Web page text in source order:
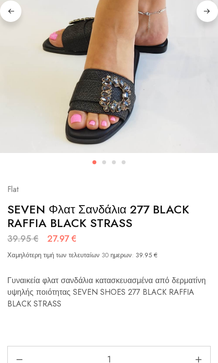
Flat
SEVEN Φλατ Σανδάλια 277 BLACK
RAFFIA BLACK STRASS
39.95€ 27.97€
Χαμηλότερη τιμή των τελευταίων 30 ημερων: 39.95 €
Γυναικεία φλατ σανδάλια κατασκευασμένα από δερματίνη
υψηλής ποιότητας SEVEN SHOES 277 BLACK RAFFIA
BLACK STRASS